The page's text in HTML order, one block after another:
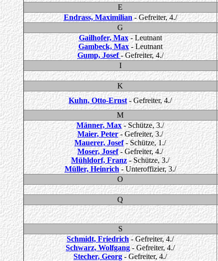
E
Endrass, Maximilian- Gefreiter, 4./
G
Gailhofer, Max - Leutnant
Gambeck, Max - Leutnant
Gump, Josef- Gefreiter, 4./
I
K
Kuhn, Otto-Ernst- Gefreiter, 4./
M
Männer, Max- Schütze, 3./
Maier, Peter- Gefreiter, 3./
Mauerer, Josef- Schütze, 1./
Moser, Josef- Gefreiter, 4./
Mühldorf, Franz- Schütze, 3./
Müller, Heinrich- Unteroffizier, 3./
O
Q
S
Schmidt, Friedrich- Gefreiter, 4./
Schwarz, Wolfgang- Gefreiter, 4./
Stecher, Georg - Gefreiter, 4./